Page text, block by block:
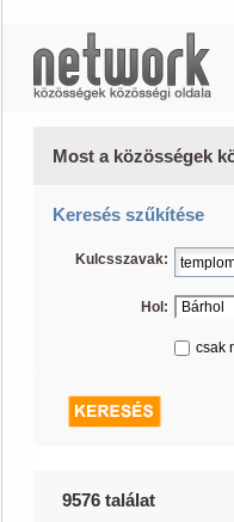
Most a közösségek
Keresés szűkítése
Kulcsszavak:
Hol:
csak
9576 találat